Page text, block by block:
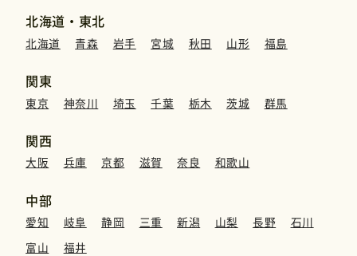
北海道・東北
北海道 青森 岩手 宮城 秋田 山形 福島
関東
東京 神奈川 埼玉 千葉 栃木 茨城 群馬
関西
大阪 兵庫 京都 滋賀 奈良 和歌山
中部
愛知 岐阜 静岡 三重 新潟 山梨 長野
石川
富山
福井